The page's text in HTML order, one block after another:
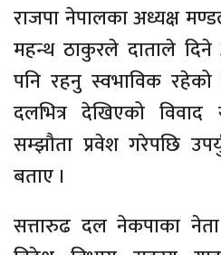
राजपा नेपालका अध्यक्ष
महन्थ ठाकुरले दाताले
पनि रहनु स्वभाविक
दलभित्र देखिएको
सम्झौता प्रवेश गरेपछि
बताए ।
सत्तारुढ दल नेकपाका